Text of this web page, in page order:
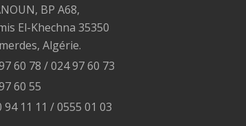
BP A68,
El-Khechna 35350
Algérie.
60 78 / 024 97 60 73
60 55
94 11 11 / 0555 01 03